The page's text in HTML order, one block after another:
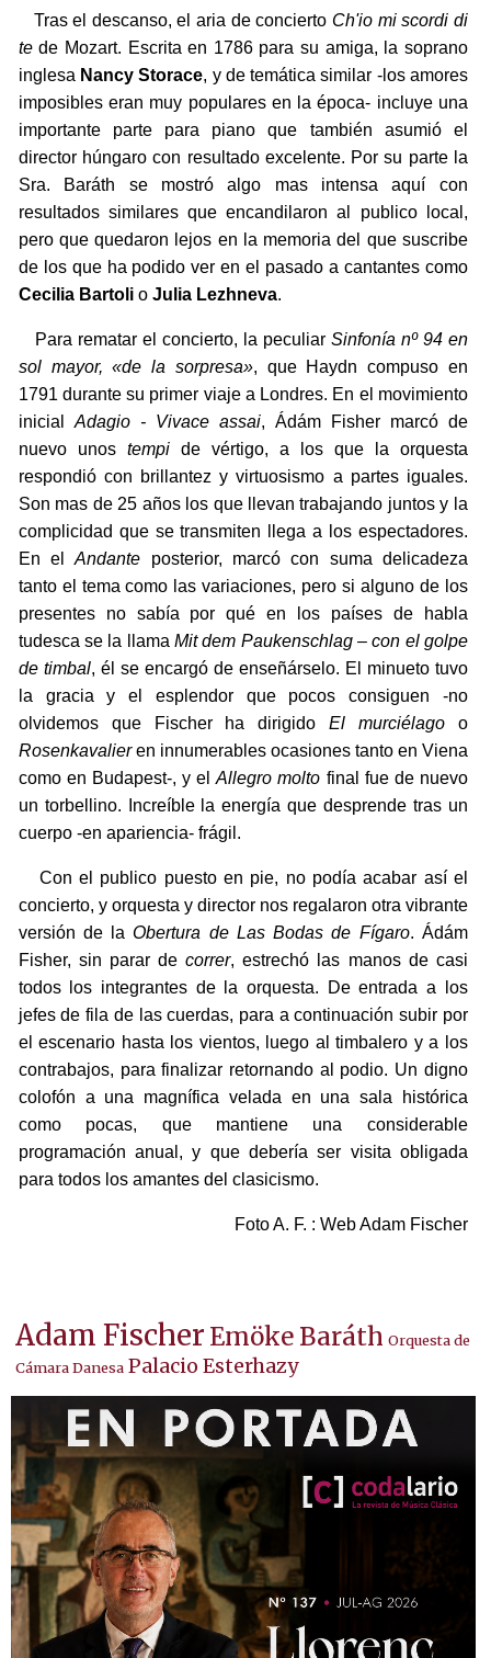
Tras el descanso, el aria de concierto Ch'io mi scordi di
tede Mozart. Escrita en 1786 para su amiga, la soprano
inglesa Nancy Storace, y de temática similar -los amores
imposibles eran muy populares en la época- incluye una
importante parte para piano que también asumió el
director húngaro con resultado excelente. Por su parte la
Sra. Baráth se mostró algo mas intensa aquí con
resultados similares que encandilaron al publico local,
pero que quedaron lejos en la memoria del que suscribe
de los que ha podido ver en el pasado a cantantes como
Cecilia Bartolio Julia Lezhneva.
Para rematar el concierto, la peculiar Sinfonía nº 94 en
sol mayor, «de la sorpresa», que Haydn compuso en
1791 durante su primer viaje a Londres. En el movimiento
inicial Adagio - Vivace assai, Ádám Fisher marcó de
nuevo unos tempide vértigo, a los que la orquesta
respondió con brillantez y virtuosismo a partes iguales.
Son mas de 25 años los que llevan trabajando juntos y la
complicidad que se transmiten llega a los espectadores.
En elAndante posterior, marcó con suma delicadeza
tanto el tema como las variaciones, pero si alguno de los
presentes no sabía por qué en los países de habla
tudesca se la llama Mit dem Paukenschlag – con el golpe
de timbal, él se encargó de enseñárselo. El minueto tuvo
la gracia y el esplendor que pocos consiguen -no
olvidemos que Fischer ha dirigidoEl murciélagoo
Rosenkavalieren innumerables ocasiones tanto en Viena
como en Budapest-, y elAllegro molto final fue de nuevo
un torbellino. Increíble la energía que desprende tras un
cuerpo -en apariencia- frágil.
Con el publico puesto en pie, no podía acabar así el
concierto, y orquesta y director nos regalaron otra vibrante
versión de laObertura de Las Bodas de Fígaro. Ádám
Fisher, sin parar decorrer, estrechó las manos de casi
todos los integrantes de la orquesta. De entrada a los
jefes de fila de las cuerdas, para a continuación subir por
el escenario hasta los vientos, luego al timbalero y a los
contrabajos, para finalizar retornando al podio. Un digno
colofón a una magnífica velada en una sala histórica
como pocas, que mantiene una considerable
programación anual, y que debería ser visita obligada
para todos los amantes del clasicismo.
Foto A. F. : Web Adam Fischer
Adam Fischer Emöke Baráth Orquesta de
Cámara Danesa Palacio Esterhazy